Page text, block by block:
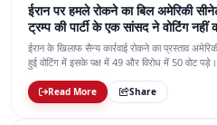
ईरान पर हमले रोकने का बिल अमेरिकी
ट्रम्प की पार्टी के एक सांसद ने वोटिंग नहीं
ईरान के खिलाफ सैन्य कार्रवाई रोकने का प्रस्ताव
हुई वोटिंग में इसके पक्ष में 49 और विरोध में 50 वोट
Read More Share